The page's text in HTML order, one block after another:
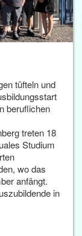
tüfteln und
beruflichen
treten 18
Studium
wo das
anfängt.
in